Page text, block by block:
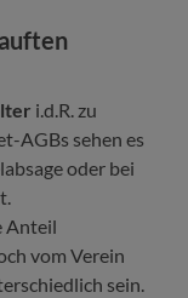
i.d.R. zu
AGBs sehen es
oder bei
Anteil
vom Verein
sein.